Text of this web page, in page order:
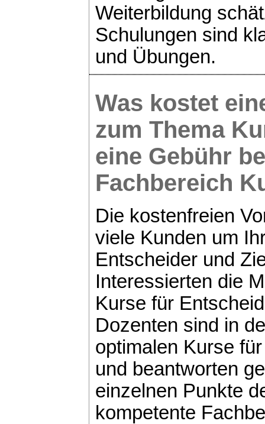
Weiterbildung
Schulungen sind
und Übungen.
Was kostet
zum Thema
eine Gebühr
Fachbereich
Die kostenfreien
viele Kunden um
Entscheider und
Interessierten die
Kurse für
Dozenten sind in
optimalen Kurse
und beantworten
einzelnen Punkte
kompetente